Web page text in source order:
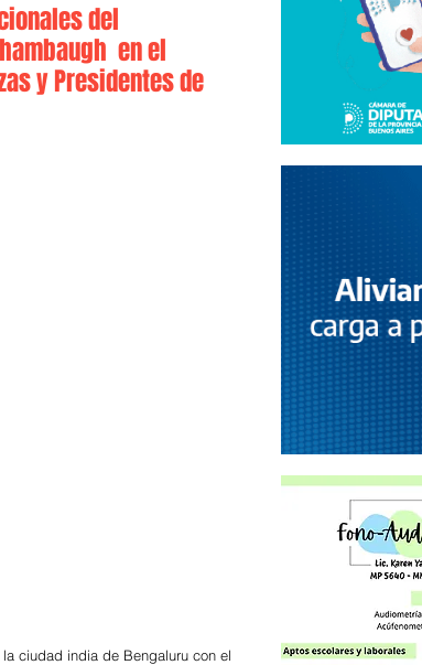
del
en el
y Presidentes de
ciudad india de Bengaluru con el